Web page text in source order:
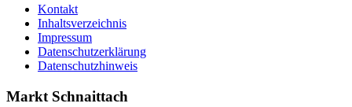
Kontakt
Inhaltsverzeichnis
Impressum
Datenschutzerklärung
Datenschutzhinweis
Markt Schnaittach